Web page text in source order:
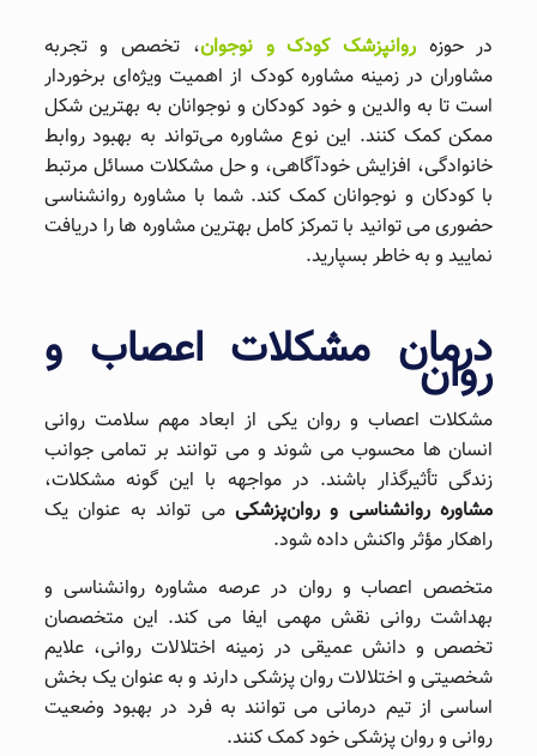
در حوزهروانپزشک کودک و نوجوان، تخصص و تجربه
مشاوران در زمینه مشاوره کودک از اهمیت ویژه‌ای برخوردار
است تا به والدین و خود کودکان و نوجوانان به بهترین شکل
ممکن کمک کنند. این نوع مشاوره می‌تواند به بهبود روابط
خانوادگی، افزایش خودآگاهی، و حل مشکلات مسائل مرتبط
با کودکان و نوجوانان کمک کند. شما با مشاوره روانشناسی
حضوری می توانید با تمرکز کامل بهترین مشاوره ها را دریافت
نمایید و به خاطر بسپارید.
درمان مشکلات اعصاب و
روان
مشکلات اعصاب و روان یکی از ابعاد مهم سلامت روانی
انسان ‌ها محسوب می ‌شوند و می ‌توانند بر تمامی جوانب
زندگی تأثیرگذار باشند. در مواجهه با این گونه مشکلات،
مشاوره روانشناسی و روان‌پزشکی می ‌تواند به عنوان یک
راهکار مؤثر واکنش داده شود.
متخصص اعصاب و روان در عرصه مشاوره روانشناسی و
بهداشت روانی نقش مهمی ایفا می ‌کند. این متخصصان
تخصص و دانش عمیقی در زمینه اختلالات روانی، علایم
شخصیتی و اختلالات روان‌ پزشکی دارند و به عنوان یک بخش
اساسی از تیم درمانی می ‌توانند به فرد در بهبود وضعیت
روانی و روان‌ پزشکی خود کمک کنند.